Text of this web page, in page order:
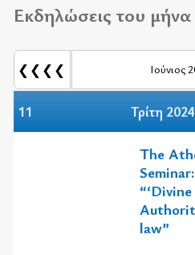
Εκδηλώσεις του μήνα
❮❮❮❮ Ιούνιος
11 Τρίτη
The
law”